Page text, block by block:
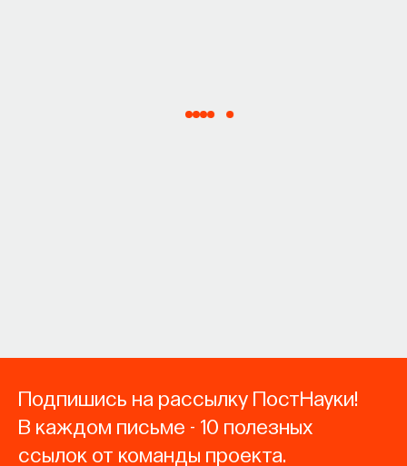
Подпишись на рассылку ПостНауки!
В каждом письме - 10 полезных
ссылок от команды проекта.